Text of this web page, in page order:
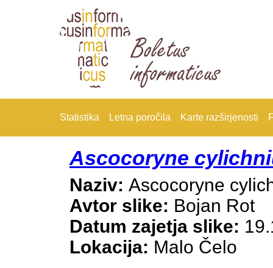
Statistika Letna poročila Karte razširjenosti
Ascocoryne
Naziv: Ascocoryne
Avtor slike: Bojan Rot
Datum zajetja slike:
Lokacija: Malo Čelo